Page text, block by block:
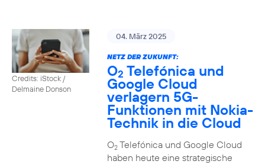
Credits: iStock /
Delmaine Donson
04. März 2025
NETZ DER ZUKUNFT:
O2 Telefónica und
Google Cloud
verlagern 5G-
Funktionen mit Nokia-
Technik in die Cloud
O2Telefónica und Google Cloud
haben heute eine strategische